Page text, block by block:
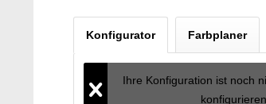
Konfigurator Farbplaner
Ihre Konfiguration ist noch
konfigurieren